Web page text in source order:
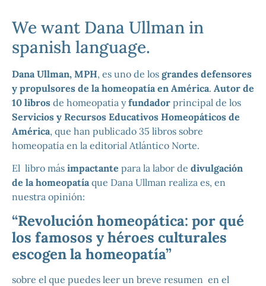
We want Dana Ullman in
spanish language.
Dana Ullman, MPH, es uno de los grandes defensores
y propulsores de la homeopatía en América. Autor de
10 libros de homeopatia yfundador principal de los
Servicios y Recursos Educativos Homeopáticos de
América, que han publicado 35 libros sobre
homeopatía en la editorial Atlántico Norte.
El libro más impactante para la labor de divulgación
de la homeopatíaque Dana Ullman realiza es, en
nuestra opinión:
“Revolución homeopática: por qué
los famosos y héroes culturales
escogen la homeopatía”
sobre el que puedes leer un breve resumen en el